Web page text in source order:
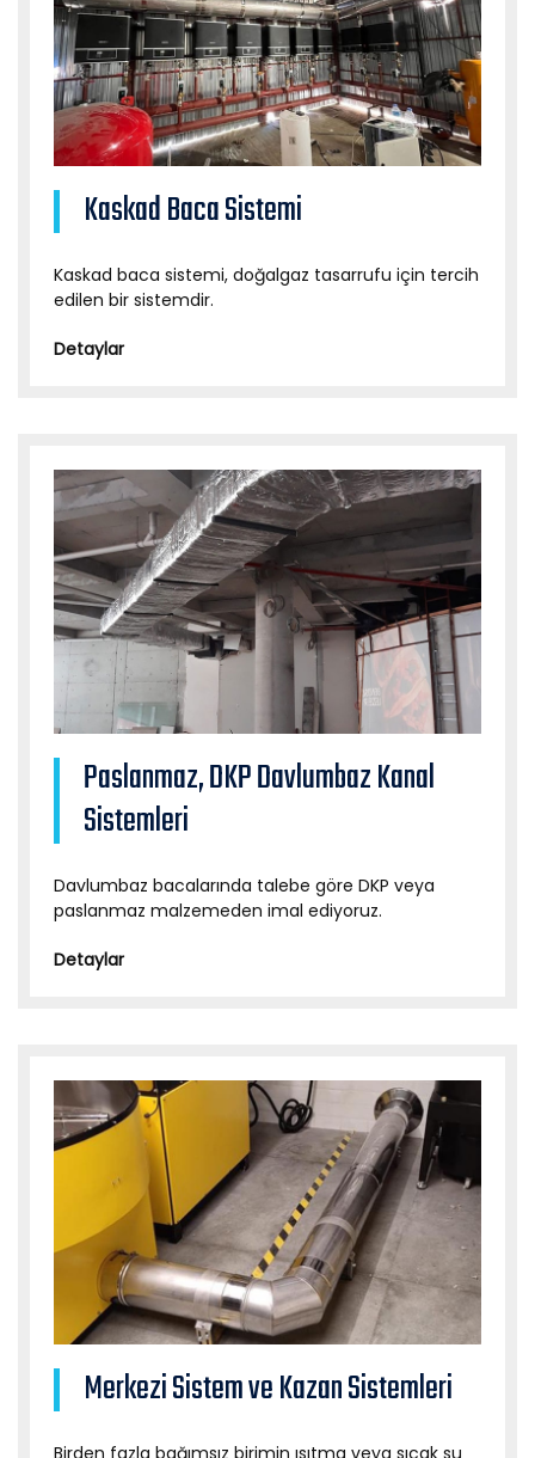
Kaskad Baca Sistemi
Kaskad baca sistemi, doğalgaz tasarrufu için tercih
edilen bir sistemdir.
Detaylar
Paslanmaz, DKP Davlumbaz Kanal
Sistemleri
Davlumbaz bacalarında talebe göre DKP veya
paslanmaz malzemeden imal ediyoruz.
Detaylar
Merkezi Sistem ve Kazan Sistemleri
Birden fazla bağımsız birimin ısıtma veya sıcak su